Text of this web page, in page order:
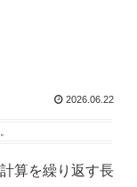
2026.06.22
算を繰り返す長